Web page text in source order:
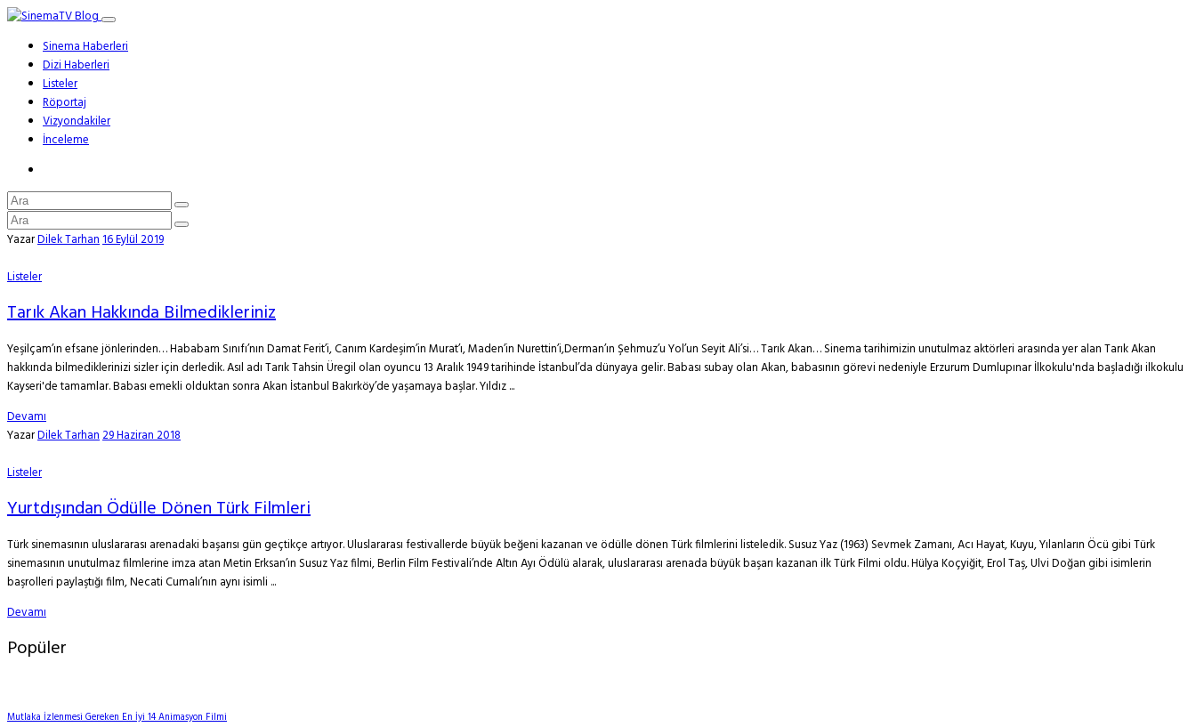
Sinema Haberleri
Dizi Haberleri
Listeler
Röportaj
Vizyondakiler
İnceleme
YazarDilek Tarhan16 Eylül 2019
Listeler
Tarık Akan Hakkında Bilmedikleriniz
Yeşilçam’ın efsane jönlerinden… Hababam Sınıfı’nın Damat Ferit’i, Canım Kardeşim’in Murat’ı, Maden’in Nurettin’i,Derman’ın Şehmuz’u Yol’un Seyit Ali’si… Tarık Akan… Sinema tarihimizin unutulmaz aktörleri arasında yer alan Tarık Akan
hakkında bilmediklerinizi sizler için derledik. Asıl adı Tarık Tahsin Üregil olan oyuncu 13 Aralık 1949 tarihinde İstanbul’da dünyaya gelir. Babası subay olan Akan, babasının görevi nedeniyle Erzurum Dumlupınar İlkokulu'nda başladığı ilkokulu
Kayseri'de tamamlar. Babası emekli olduktan sonra Akan İstanbul Bakırköy’de yaşamaya başlar. Yıldız ...
Devamı
YazarDilek Tarhan29 Haziran 2018
Listeler
Yurtdışından Ödülle Dönen Türk Filmleri
Türk sinemasının uluslararası arenadaki başarısı gün geçtikçe artıyor. Uluslararası festivallerde büyük beğeni kazanan ve ödülle dönen Türk filmlerini listeledik. Susuz Yaz (1963) Sevmek Zamanı, Acı Hayat, Kuyu, Yılanların Öcü gibi Türk
sinemasının unutulmaz filmlerine imza atan Metin Erksan’ın Susuz Yaz filmi, Berlin Film Festivali’nde Altın Ayı Ödülü alarak, uluslararası arenada büyük başarı kazanan ilk Türk Filmi oldu. Hülya Koçyiğit, Erol Taş, Ulvi Doğan gibi isimlerin
başrolleri paylaştığı film, Necati Cumalı’nın aynı isimli ...
Devamı
Popüler
Mutlaka İzlenmesi Gereken En İyi 14 Animasyon Filmi